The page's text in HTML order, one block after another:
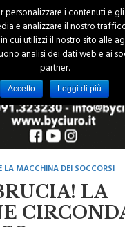
LA MACCHINA DEI SOCCORSI
LA
i contenuti e
e analizzare il nostro
cui utilizzi il nostro sito alle
analisi dei dati web e ai
partner.
Accetto Leggi di più